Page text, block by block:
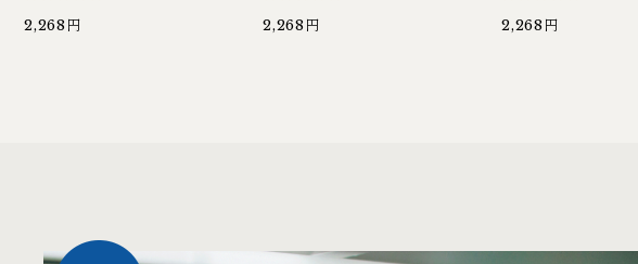
2,268円 2,268円 2,268円